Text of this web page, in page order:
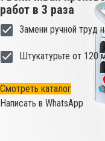
работ в 3 раза
Замени ручной труд
Штукатурьте от 120
Cмотреть каталог
Написать в WhatsApp